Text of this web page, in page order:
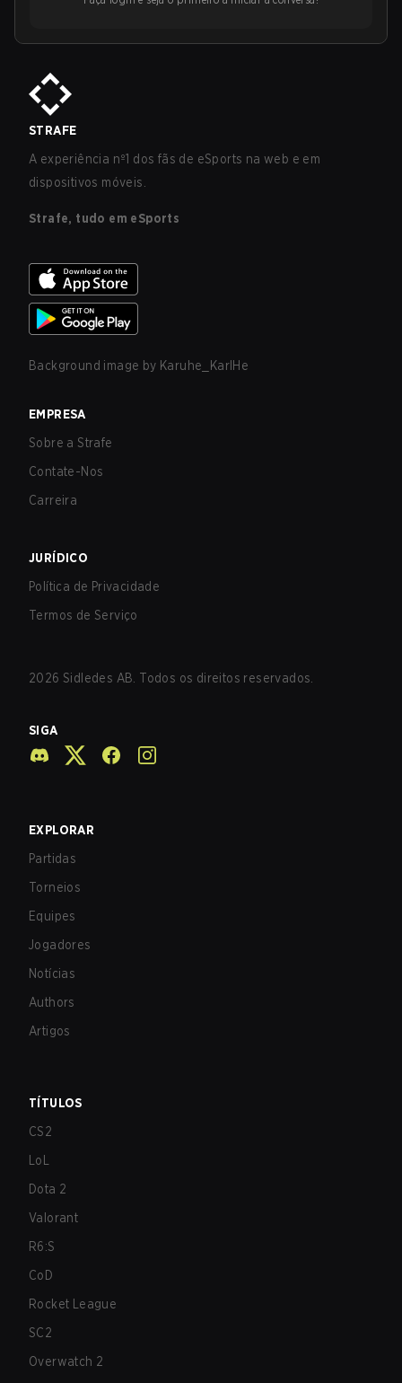
STRAFE
A experiência nº1 dos fãs de eSports na web e em
dispositivos móveis.
Strafe, tudo em eSports
Background image by Karuhe_KarlHe
EMPRESA
Sobre a Strafe
Contate-Nos
Carreira
JURÍDICO
Política de Privacidade
Termos de Serviço
2026 Sidledes AB. Todos os direitos reservados.
SIGA
EXPLORAR
Partidas
Torneios
Equipes
Jogadores
Notícias
Authors
Artigos
TÍTULOS
CS2
LoL
Dota 2
Valorant
R6:S
CoD
Rocket League
SC2
Overwatch 2